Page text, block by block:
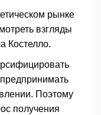
рынке
взгляды
Костелло.
Поэтому
получения